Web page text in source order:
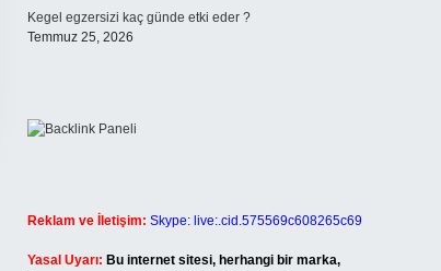
Kegel egzersizi kaç günde etki eder ?
Temmuz 25, 2026
Reklam ve İletişim: Skype: live:.cid.575569c608265c69
Yasal Uyarı: Bu internet sitesi, herhangi bir marka,